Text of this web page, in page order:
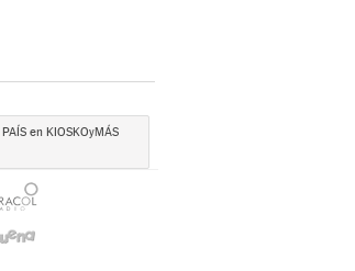
PAÍS en KIOSKOyMÁS